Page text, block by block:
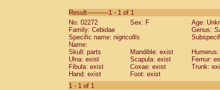
CebidaeSaguinus labiatus(0)
Cebidae Saguinus leucopus (0)
Cebidae
CebidaeSaguinus mystax
Cebidae Saguinus nigricollis (1)
Cebidae Saguinus oedipus
Cebidae Saguinus weddelli
Cebidae Saguinusspp.
Cebidae
Result-----------1 - 1 of 1
No: 02272
Sex: F
Age:
Family: Cebidae
Genus:
Specific name: nigricollis
Name:
Skull: parts
Mandible: exist
Ulna: exist
Scapula: exist
Femur:
Fibula: exist
Coxae: exist
Trunk:
Hand: exist
Foot: exist
1 - 1 of 1